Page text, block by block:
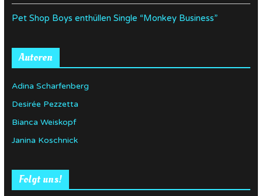
Pet Shop Boys enthüllen Single “Monkey Business”
Autoren
Adina Scharfenberg
Desirée Pezzetta
Bianca Weiskopf
Janina Koschnick
Folgt uns!